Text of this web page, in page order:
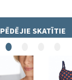
PĒDĒJIE SKATĪTIE